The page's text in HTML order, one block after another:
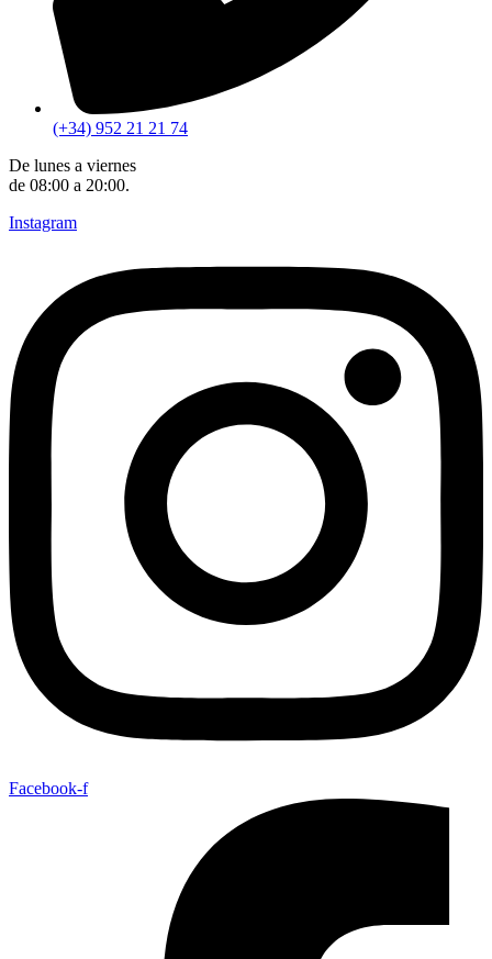
(+34) 952 21 21 74
De lunes a viernes
de 08:00 a 20:00.
Instagram
Facebook-f